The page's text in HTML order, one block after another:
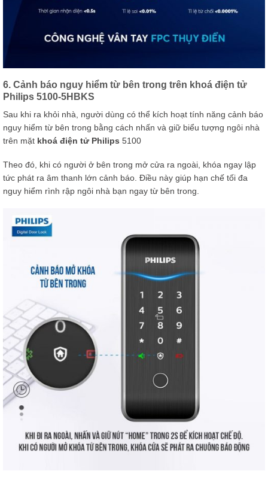
6. Cảnh báo nguy hiểm từ bên trong trên khoá điện tử
Philips 5100-5HBKS
Sau khi ra khỏi nhà, người dùng có thể kích hoạt tính năng cảnh báo
nguy hiểm từ bên trong bằng cách nhấn và giữ biểu tượng ngôi nhà
trên mặt khoá điện tử Philips 5100
Theo đó, khi có người ở bên trong mở cửa ra ngoài, khóa ngay lập
tức phát ra âm thanh lớn cảnh báo. Điều này giúp hạn chế tối đa
nguy hiểm rình rập ngôi nhà bạn ngay từ bên trong.